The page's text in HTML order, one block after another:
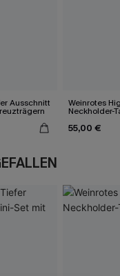
Ausschnitt Weinrotes
Neckholder-
55,00 €